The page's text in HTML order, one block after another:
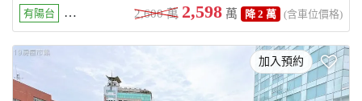
有陽台 房間皆有窗 廁所開窗 具垃圾處理 有景觀 花園
2,600 萬 2,598 萬 降 2 萬 (含車位價格)
加入預約